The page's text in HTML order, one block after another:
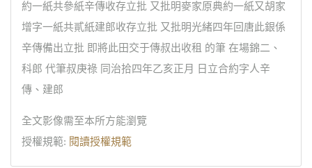
約一紙共參紙辛傳收存立批 又批明麥家原典約一紙又胡家
增字一紙共貳紙建郎收存立批 又批明光緒四年回唐此銀係
辛傳備出立批 即將此田交于傳叔出收租 的筆 在場錦二、
科郎 代筆叔庚祿 同治拾四年乙亥正月 日立合約字人辛
傳、建郎
全文影像需至本所方能瀏覽
授權規範: 閱讀授權規範